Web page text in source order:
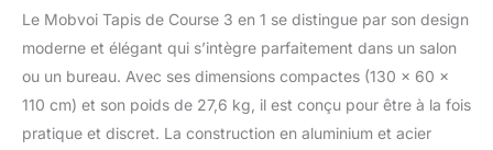
n'importe quel angle,
tandis qu'un plateau
pratique et un porte-
l'essentiel à portée de
main. Grâce aux boutons
Le Mobvoi Tapis de Course 3 en 1 se distingue par son design
moderne et élégant qui s’intègre parfaitement dans un salon
ou un bureau. Avec ses dimensions compactes (130 x 60 x
110 cm) et son poids de 27,6 kg, il est conçu pour être à la fois
pratique et discret. La construction en aluminium et acier